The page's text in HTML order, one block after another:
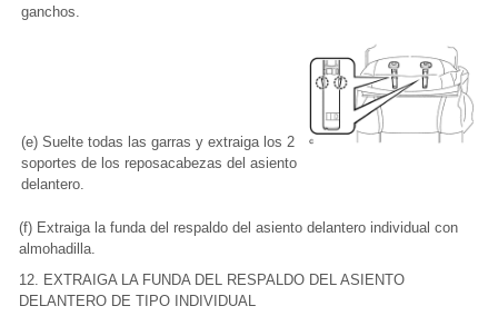
ganchos.
(e) Suelte todas las garras y extraiga los 2
soportes de los reposacabezas del asiento
delantero.
(f) Extraiga la funda del respaldo del asiento delantero individual con
almohadilla.
12. EXTRAIGA LA FUNDA DEL RESPALDO DEL ASIENTO
DELANTERO DE TIPO INDIVIDUAL